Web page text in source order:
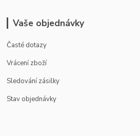
Vaše objednávky
Časté dotazy
Vrácení zboží
Sledování zásilky
Stav objednávky